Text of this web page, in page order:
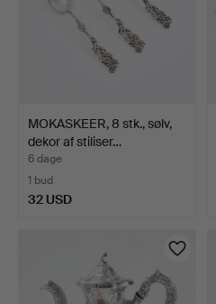
MOKASKEER, 8 stk., sølv,
dekor af stiliser…
6 dage
1 bud
32 USD